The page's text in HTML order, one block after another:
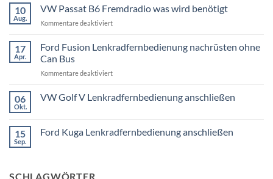
zu
3er
Radio
Tausch
1
DIN
DIN
10
Aug.
VW Passat B6 Fremdradio was wird benötigt
Kommentare deaktiviertfür
Passat
B6
was
benötigt
17
Apr.
Ford Fusion Lenkradfernbedienung nachrüsten ohne
Can Bus
Kommentare deaktiviertfür
Fusion
Lenkradfernbedienung
Can
06
Okt.
VW Golf V Lenkradfernbedienung anschließen
VW
15
Sep.
Ford Kuga Lenkradfernbedienung anschließen
Kuga
SCHLAGWÖRTER